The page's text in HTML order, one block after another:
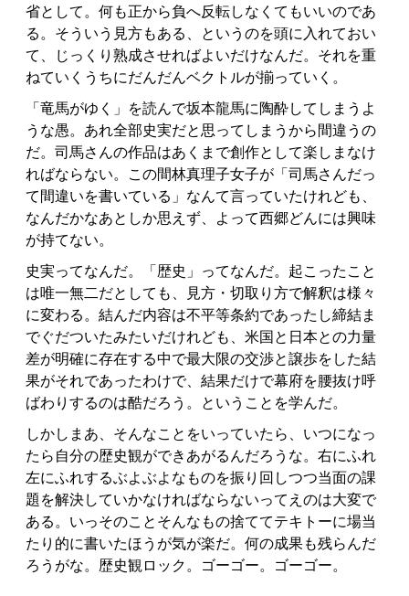
省として。何も正から負へ反転しなくてもいいのであ
る。そういう見方もある、というのを頭に入れておい
て、じっくり熟成させればよいだけなんだ。それを重
ねていくうちにだんだんベクトルが揃っていく。
「竜馬がゆく」を読んで坂本龍馬に陶酔してしまうよ
うな愚。あれ全部史実だと思ってしまうから間違うの
だ。司馬さんの作品はあくまで創作として楽しまなけ
ればならない。この間林真理子女子が「司馬さんだっ
て間違いを書いている」なんて言っていたけれども、
なんだかなあとしか思えず、よって西郷どんには興味
が持てない。
史実ってなんだ。「歴史」ってなんだ。起こったこと
は唯一無二だとしても、見方・切取り方で解釈は様々
に変わる。結んだ内容は不平等条約であったし締結ま
でぐだついたみたいだけれども、米国と日本との力量
差が明確に存在する中で最大限の交渉と譲歩をした結
果がそれであったわけで、結果だけで幕府を腰抜け呼
ばわりするのは酷だろう。ということを学んだ。
しかしまあ、そんなことをいっていたら、いつになっ
たら自分の歴史観ができあがるんだろうな。右にふれ
左にふれするぶよぶよなものを振り回しつつ当面の課
題を解決していかなければならないってえのは大変で
ある。いっそのことそんなもの捨ててテキトーに場当
たり的に書いたほうが気が楽だ。何の成果も残らんだ
ろうがな。歴史観ロック。ゴーゴー。ゴーゴー。